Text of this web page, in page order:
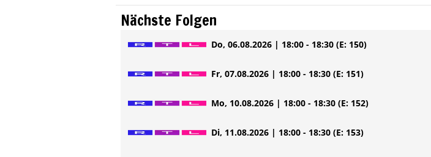
Nächste Folgen
Do, 06.08.2026 | 18:00 - 18:30 (E: 150)
Fr, 07.08.2026 | 18:00 - 18:30 (E: 151)
Mo, 10.08.2026 | 18:00 - 18:30 (E: 152)
Di, 11.08.2026 | 18:00 - 18:30 (E: 153)